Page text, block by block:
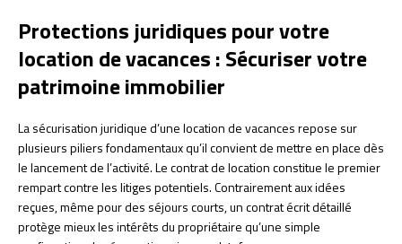
Protections juridiques pour votre
location de vacances : Sécuriser votre
patrimoine immobilier
La sécurisation juridique d’une location de vacances repose sur
plusieurs piliers fondamentaux qu’il convient de mettre en place dès
le lancement de l’activité. Le contrat de location constitue le premier
rempart contre les litiges potentiels. Contrairement aux idées
reçues, même pour des séjours courts, un contrat écrit détaillé
protège mieux les intérêts du propriétaire qu’une simple